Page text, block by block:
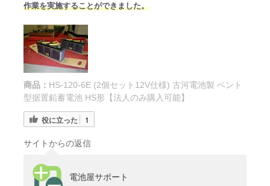
作業を実施することができました。
商品： HS-120-6E (2個セット12V仕様) 古河電池製 ベント
型据置鉛蓄電池 HS形【法人のみ購入可能】
役に立った 1
サイトからの返信
電池屋サポート